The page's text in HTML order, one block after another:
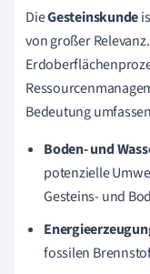
DieGesteinskunde
von großer
Bedeutung
Boden- und
potenzielle
Gesteins- und
fossilen